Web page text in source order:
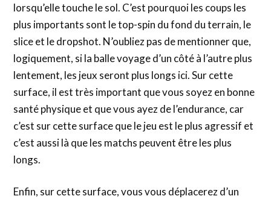
lorsqu’elle touche le sol. C’est pourquoi les coups les
plus importants sont le top-spin du fond du terrain, le
slice et le dropshot. N’oubliez pas de mentionner que,
logiquement, si la balle voyage d’un côté à l’autre plus
lentement, les jeux seront plus longs ici. Sur cette
surface, il est très important que vous soyez en bonne
santé physique et que vous ayez de l’endurance, car
c’est sur cette surface que le jeu est le plus agressif et
c’est aussi là que les matchs peuvent être les plus
longs.
Enfin, sur cette surface, vous vous déplacerez d’un